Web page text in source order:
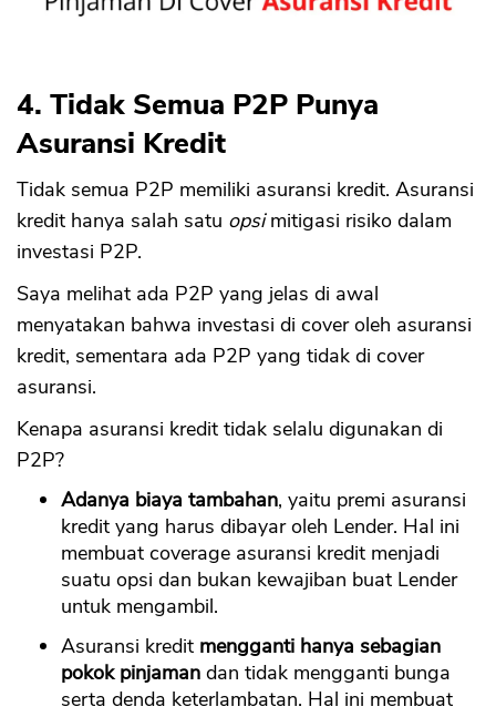
4. Tidak Semua P2P Punya
Asuransi Kredit
Tidak semua P2P memiliki asuransi kredit. Asuransi
kredit hanya salah satu opsimitigasi risiko dalam
investasi P2P.
Saya melihat ada P2P yang jelas di awal
menyatakan bahwa investasi di cover oleh asuransi
kredit, sementara ada P2P yang tidak di cover
asuransi.
Kenapa asuransi kredit tidak selalu digunakan di
P2P?
Adanya biaya tambahan, yaitu premi asuransi
kredit yang harus dibayar oleh Lender. Hal ini
membuat coverage asuransi kredit menjadi
suatu opsi dan bukan kewajiban buat Lender
untuk mengambil.
Asuransi kredit mengganti hanya sebagian
pokok pinjaman dan tidak mengganti bunga
serta denda keterlambatan. Hal ini membuat